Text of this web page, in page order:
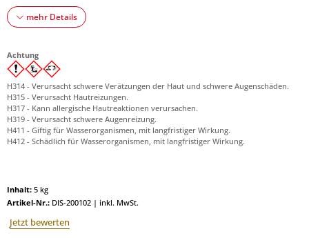
mehr Details
Achtung
H314 - Verursacht schwere Verätzungen der Haut und schwere Augenschäden.
H315 - Verursacht Hautreizungen.
H317 - Kann allergische Hautreaktionen verursachen.
H319 - Verursacht schwere Augenreizung.
H411 - Giftig für Wasserorganismen, mit langfristiger Wirkung.
H412 - Schädlich für Wasserorganismen, mit langfristiger Wirkung.
Inhalt: 5 kg
Artikel-Nr.: DIS-200102 | inkl. MwSt.
Jetzt bewerten